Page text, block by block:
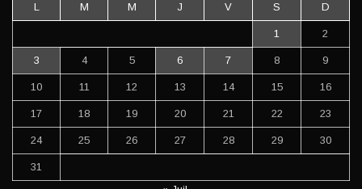
L M M J V S D
1 2
3 4 5 6 7 8 9
10 11 12 13 14 15 16
17 18 19 20 21 22 23
24 25 26 27 28 29 30
31